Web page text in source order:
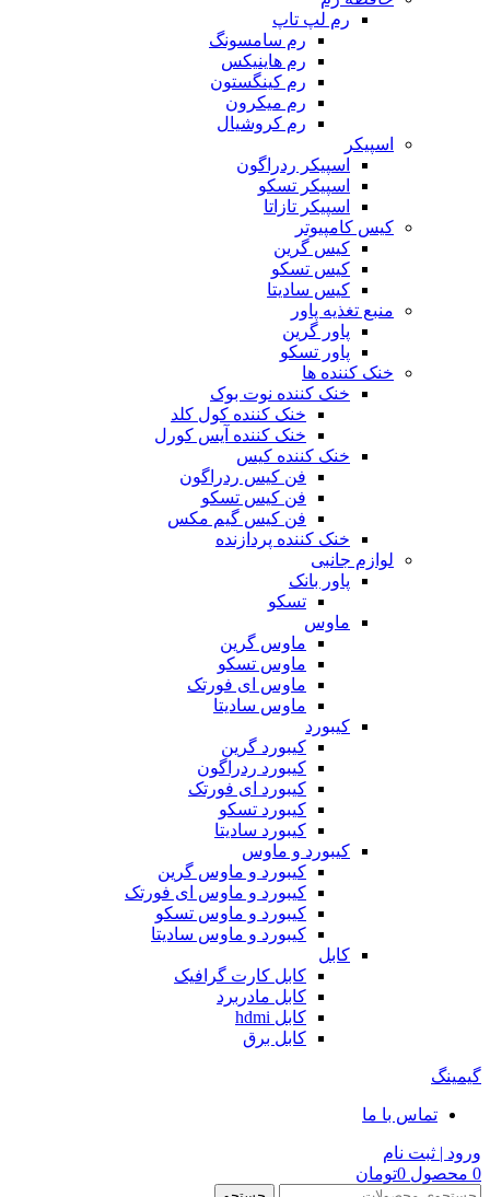
رم لپ تاپ
رم سامسونگ
رم هاینیکس
رم کینگستون
رم میکرون
رم کروشیال
اسپیکر
اسپیکر ردراگون
اسپیکر تسکو
اسپیکر تازاتا
کیس کامپیوتر
کیس گرین
کیس تسکو
کیس سادیتا
منبع تغذیه‌ پاور
پاور گرین
پاور تسکو
خنک کننده ها
خنک کننده نوت بوک
خنک کننده کول کلد
خنک کننده آیس کورل
خنک کننده کیس
فن کیس ردراگون
فن کیس تسکو
فن کیس گیم مکس
خنک کننده پردازنده
لوازم جانبی
پاور بانک
تسکو
ماوس
ماوس گرین
ماوس تسکو
ماوس ای فورتک
ماوس سادیتا
کیبورد
کیبورد گرین
کیبورد ردراگون
کیبورد ای فورتک
کیبورد تسکو
کیبورد سادیتا
کیبورد و ماوس
کیبورد و ماوس گرین
کیبورد و ماوس ای فورتک
کیبورد و ماوس تسکو
کیبورد و ماوس سادیتا
کابل
کابل کارت گرافیک
کابل مادربرد
کابل hdmi
کابل برق
گیمینگ
تماس با ما
ورود | ثبت نام
0 محصول 0تومان